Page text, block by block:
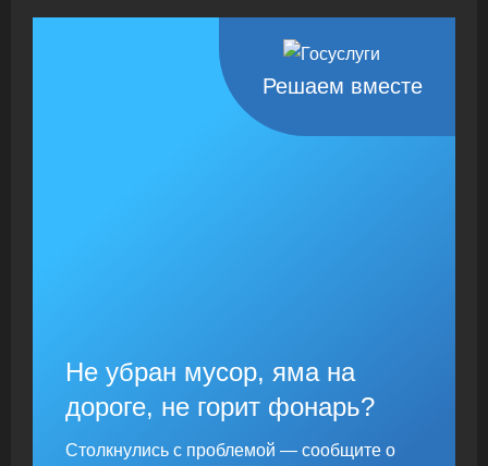
Решаем вместе
Не убран мусор, яма на
дороге, не горит фонарь?
Столкнулись с проблемой — сообщите о